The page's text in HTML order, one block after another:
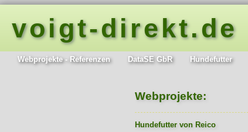
voigt-direkt.de
Webprojekte - Referenzen DataSE GbR Hundefutter
Webprojekte:
Hundefutter von Reico